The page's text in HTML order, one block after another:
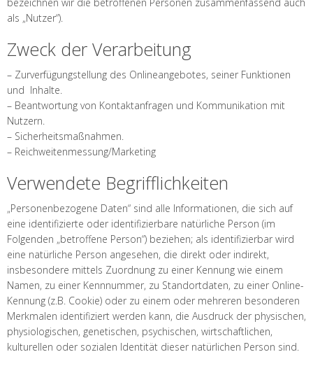
als „Nutzer“).
Zweck der Verarbeitung
– Zurverfügungstellung des Onlineangebotes, seiner Funktionen
und Inhalte.
– Beantwortung von Kontaktanfragen und Kommunikation mit
Nutzern.
– Sicherheitsmaßnahmen.
– Reichweitenmessung/Marketing
Verwendete Begrifflichkeiten
„Personenbezogene Daten“ sind alle Informationen, die sich auf
eine identifizierte oder identifizierbare natürliche Person (im
Folgenden „betroffene Person“) beziehen; als identifizierbar wird
eine natürliche Person angesehen, die direkt oder indirekt,
insbesondere mittels Zuordnung zu einer Kennung wie einem
Namen, zu einer Kennnummer, zu Standortdaten, zu einer Online-
Kennung (z.B. Cookie) oder zu einem oder mehreren besonderen
Merkmalen identifiziert werden kann, die Ausdruck der physischen,
physiologischen, genetischen, psychischen, wirtschaftlichen,
kulturellen oder sozialen Identität dieser natürlichen Person sind.